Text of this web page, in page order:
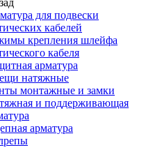
для подвески
кабелей
крепления шлейфа
кабеля
арматура
натяжные
монтажные и замки
и поддерживающая
арматура